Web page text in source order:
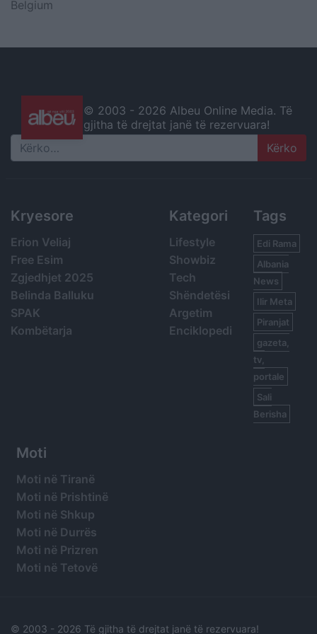
Belgium
© 2003 - 2026 Albeu Online Media. Të
gjitha të drejtat janë të rezervuara!
Search
Kryesore
Erion Veliaj
Free Esim
Zgjedhjet 2025
Belinda Balluku
SPAK
Kombëtarja
Kategori
Lifestyle
Showbiz
Tech
Shëndetësi
Argetim
Enciklopedi
Tags
Edi Rama
Albania
News
Ilir Meta
Piranjat
gazeta,
tv,
portale
Sali
Berisha
Moti
Moti në Tiranë
Moti në Prishtinë
Moti në Shkup
Moti në Durrës
Moti në Prizren
Moti në Tetovë
© 2003 - 2026 Të gjitha të drejtat janë të rezervuara!